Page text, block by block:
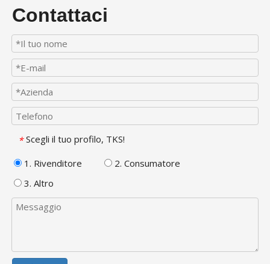
Contattaci
* Scegli il tuo profilo, TKS!
1. Rivenditore
2. Consumatore
3. Altro